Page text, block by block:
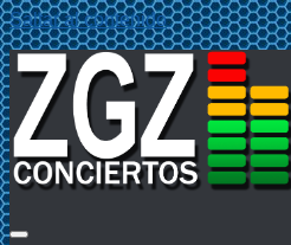
Saltar al contenido